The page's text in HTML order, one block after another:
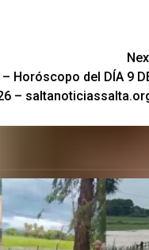
Horóscopo del DÍA 9
–